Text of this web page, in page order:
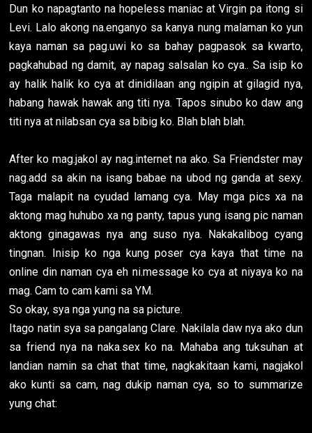
Dun ko napagtanto na hopeless maniac at Virgin pa itong si
Levi. Lalo akong na.enganyo sa kanya nung malaman ko yun
kaya naman sa pag.uwi ko sa bahay pagpasok sa kwarto,
pagkahubad ng damit, ay napag salsalan ko cya.. Sa isip ko
ay halik halik ko cya at dinidilaan ang ngipin at gilagid nya,
habang hawak hawak ang titi nya. Tapos sinubo ko daw ang
titi nya at nilabsan cya sa bibig ko. Blah blah blah.
After ko mag.jakol ay nag.internet na ako. Sa Friendster may
nag.add sa akin na isang babae na ubod ng ganda at sexy.
Taga malapit na cyudad lamang cya. May mga pics xa na
aktong mag huhubo xa ng panty, tapus yung isang pic naman
aktong ginagawas nya ang suso nya. Nakakalibog cyang
tingnan. Inisip ko nga kung poser cya kaya that time na
online din naman cya eh ni.message ko cya at niyaya ko na
mag. Cam to cam kami sa YM.
So okay, sya nga yung na sa picture.
Itago natin sya sa pangalang Clare. Nakilala daw nya ako dun
sa friend nya na naka.sex ko na. Mahaba ang tuksuhan at
landian namin sa chat that time, nagkakitaan kami, nagjakol
ako kunti sa cam, nag dukip naman cya, so to summarize
yung chat: